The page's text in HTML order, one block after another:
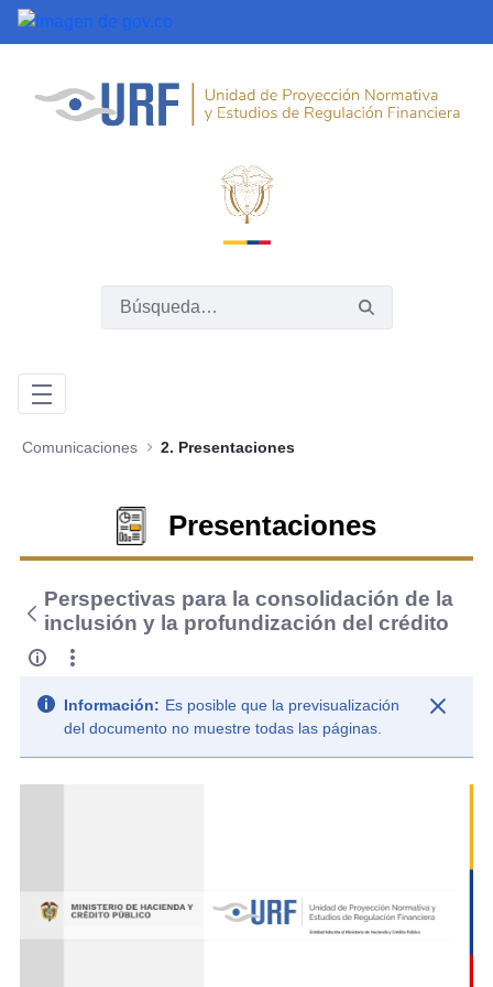
Saltar al contenido principal
Comunicaciones 2. Presentaciones
Presentaciones
Perspectivas para la consolidación de la
inclusión y la profundización del crédito
Información: Es posible que la previsualización
del documento no muestre todas las páginas.